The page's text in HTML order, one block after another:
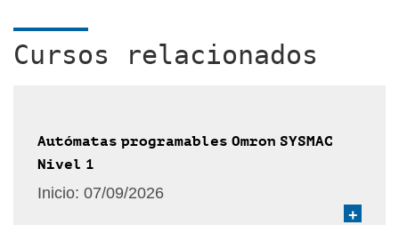
Cursos relacionados
Autómatas programables Omron SYSMAC
Nivel 1
Inicio: 07/09/2026
+